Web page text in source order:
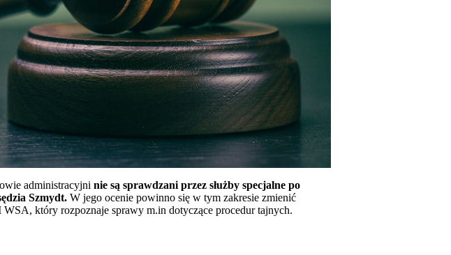
administracyjni nie są sprawdzani przez służby specjalne po
Szmydt. W jego ocenie powinno się w tym zakresie zmienić
który rozpoznaje sprawy m.in dotyczące procedur tajnych.